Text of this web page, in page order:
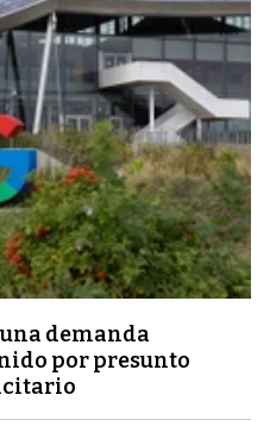
demanda
por presunto